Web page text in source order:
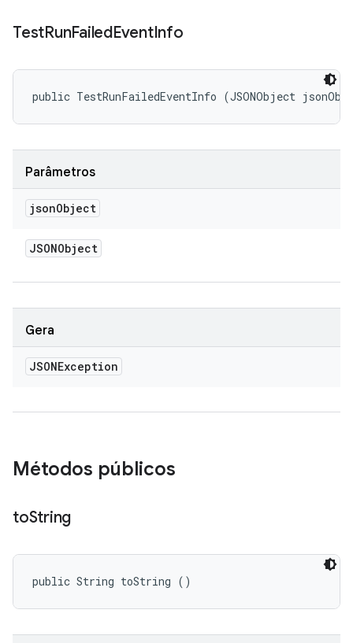
TestRunFailedEventInfo
public TestRunFailedEventInfo (JSONObject
Parâmetros
jsonObject
JSONObject
Gera
JSONException
Métodos públicos
toString
public String toString ()